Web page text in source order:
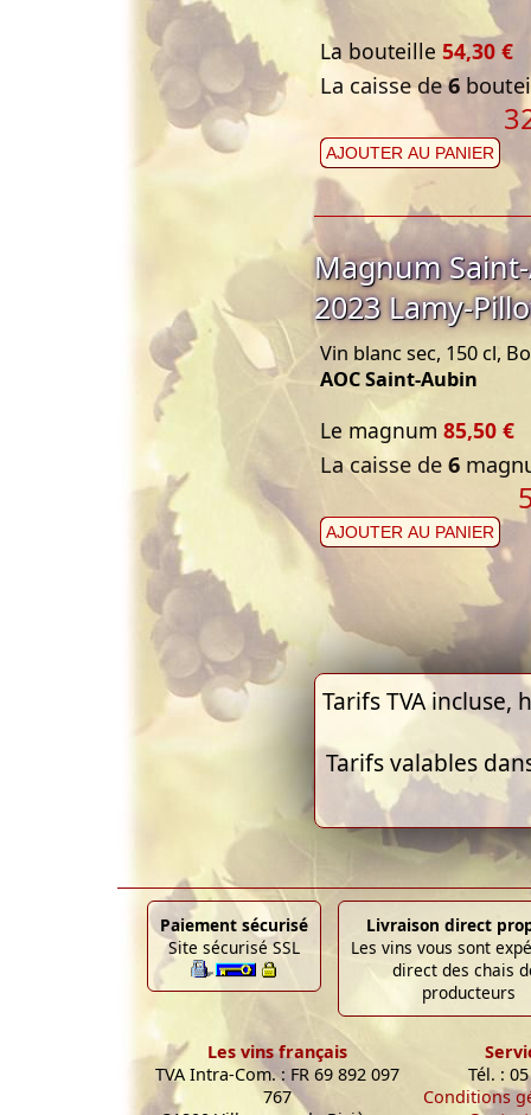
La bouteille 54,30 €
La caisse de6
AJOUTER AU PANIER
Magnum
2023 Lamy-
Vin blanc sec, 150 cl,
AOC Saint-Aubin
Le magnum 85,50 €
La caisse de 6
AJOUTER AU PANIER
Tarifs TVA
Tarifs valables
Paiement sécurisé
Site sécurisé SSL
Livraison direct
Les vins vous sont
direct des chais
producteurs
Les vins français
TVA Intra-Com. : FR 69 892 097
767
Tél. :
Conditions